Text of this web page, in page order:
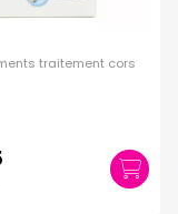
traitement cors